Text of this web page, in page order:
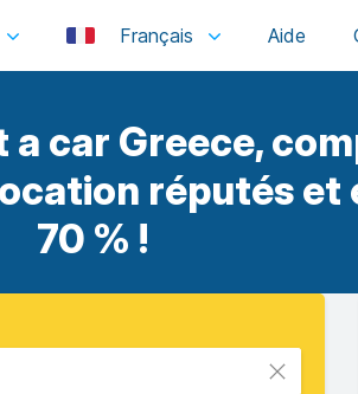
Français
car Greece,
réputés et
70 % !